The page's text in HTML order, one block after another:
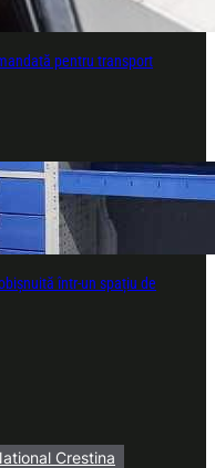
pentru transport
într-un spațiu de
Crestina